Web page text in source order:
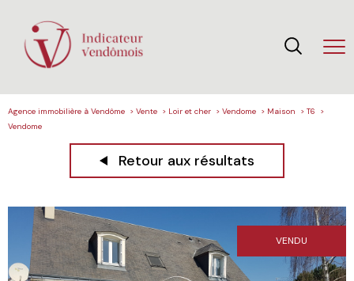
Agence immobilière à Vendôme Vente Loir et cher Vendome Maison
T6
Vendome
Retour aux résultats
VENDU